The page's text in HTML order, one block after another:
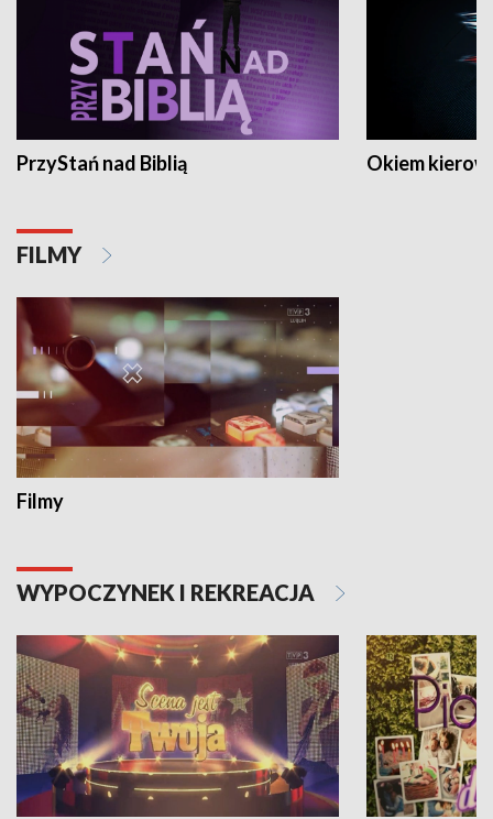
PrzyStań nad Biblią Okiem
FILMY
Filmy
WYPOCZYNEK I REKREACJA